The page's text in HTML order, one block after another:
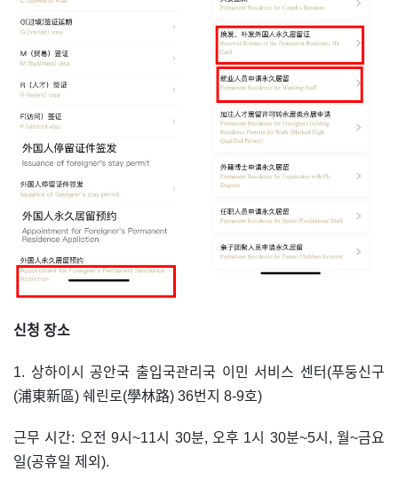
신청 장소
1. 상하이시 공안국 출입국관리국 이민 서비스 센터(푸둥신구
(浦東新區) 쉐린로(學林路) 36번지 8-9호)
근무 시간: 오전 9시~11시 30분, 오후 1시 30분~5시, 월~금요
일(공휴일 제외).